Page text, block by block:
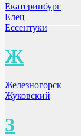
Екатеринбург
Елец
Ессентуки
Ж
Железногорск
Жуковский
З